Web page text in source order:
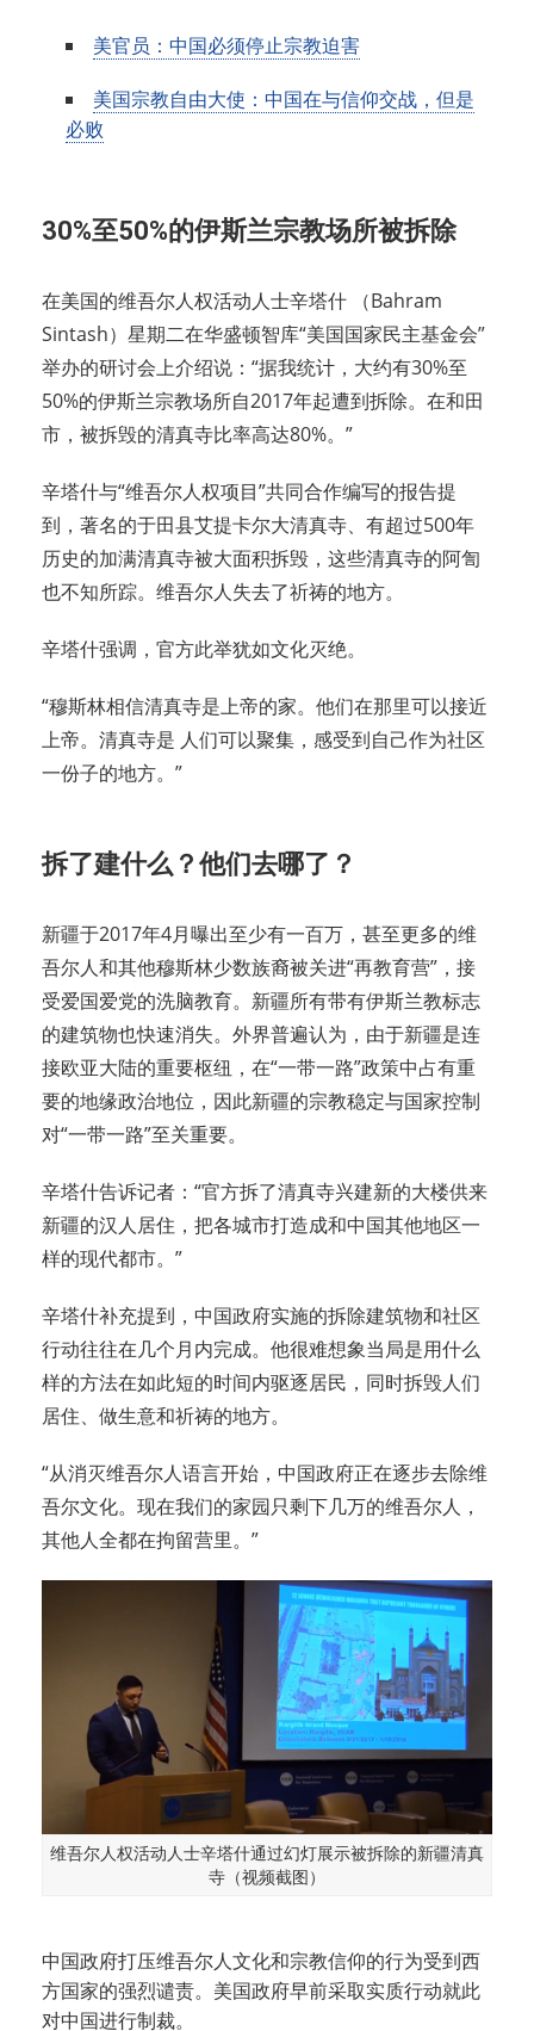
美官员：中国必须停止宗教迫害
美国宗教自由大使：中国在与信仰交战，但是
必败
30%至50%的伊斯兰宗教场所被拆除
在美国的维吾尔人权活动人士辛塔什 （Bahram
Sintash）星期二在华盛顿智库“美国国家民主基金会”
举办的研讨会上介绍说：“据我统计，大约有30%至
50%的伊斯兰宗教场所自2017年起遭到拆除。在和田
市，被拆毁的清真寺比率高达80%。”
辛塔什与“维吾尔人权项目”共同合作编写的报告提
到，著名的于田县艾提卡尔大清真寺、有超过500年
历史的加满清真寺被大面积拆毁，这些清真寺的阿訇
也不知所踪。维吾尔人失去了祈祷的地方。
辛塔什强调，官方此举犹如文化灭绝。
“穆斯林相信清真寺是上帝的家。他们在那里可以接近
上帝。清真寺是 人们可以聚集，感受到自己作为社区
一份子的地方。”
拆了建什么？他们去哪了？
新疆于2017年4月曝出至少有一百万，甚至更多的维
吾尔人和其他穆斯林少数族裔被关进“再教育营”，接
受爱国爱党的洗脑教育。新疆所有带有伊斯兰教标志
的建筑物也快速消失。外界普遍认为，由于新疆是连
接欧亚大陆的重要枢纽，在“一带一路”政策中占有重
要的地缘政治地位，因此新疆的宗教稳定与国家控制
对“一带一路”至关重要。
辛塔什告诉记者：“官方拆了清真寺兴建新的大楼供来
新疆的汉人居住，把各城市打造成和中国其他地区一
样的现代都市。”
辛塔什补充提到，中国政府实施的拆除建筑物和社区
行动往往在几个月内完成。他很难想象当局是用什么
样的方法在如此短的时间内驱逐居民，同时拆毁人们
居住、做生意和祈祷的地方。
“从消灭维吾尔人语言开始，中国政府正在逐步去除维
吾尔文化。现在我们的家园只剩下几万的维吾尔人，
其他人全都在拘留营里。”
维吾尔人权活动人士辛塔什通过幻灯展示被拆除的新疆清真
寺（视频截图）
中国政府打压维吾尔人文化和宗教信仰的行为受到西
方国家的强烈谴责。美国政府早前采取实质行动就此
对中国进行制裁。